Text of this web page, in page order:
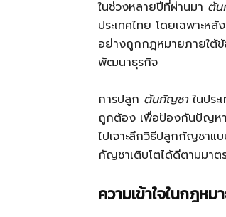
ในช่วงหลายปีที่ผ่านมา ต้น
ประเทศไทย โดยเฉพาะห
อย่างถูกกฎหมายภายใต้
พัฒนาธุรกิจ
การปลูก ต้นกัญชาในประ
ถูกต้อง เพื่อป้องกันปัญห
ไปเจาะลึกวิธีปลูกกัญชาแ
กัญชาเติบโตได้ดีตามมาต
ความเข้าใจในกฎห